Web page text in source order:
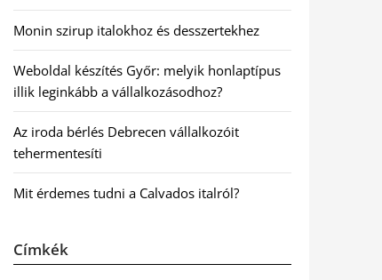
Monin szirup italokhoz és desszertekhez
Weboldal készítés Győr: melyik honlaptípus
illik leginkább a vállalkozásodhoz?
Az iroda bérlés Debrecen vállalkozóit
tehermentesíti
Mit érdemes tudni a Calvados italról?
Címkék